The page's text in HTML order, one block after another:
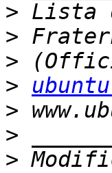
>
>
>
>
>
>
>